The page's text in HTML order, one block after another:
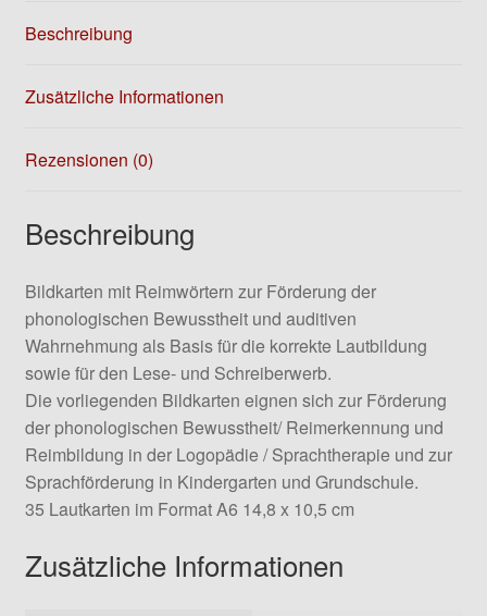
Beschreibung
Zusätzliche Informationen
Rezensionen (0)
Beschreibung
Bildkarten mit Reimwörtern zur Förderung der
phonologischen Bewusstheit und auditiven
Wahrnehmung als Basis für die korrekte Lautbildung
sowie für den Lese- und Schreiberwerb.
Die vorliegenden Bildkarten eignen sich zur Förderung
der phonologischen Bewusstheit/ Reimerkennung und
Reimbildung in der Logopädie / Sprachtherapie und zur
Sprachförderung in Kindergarten und Grundschule.
35 Lautkarten im Format A6 14,8 x 10,5 cm
Zusätzliche Informationen